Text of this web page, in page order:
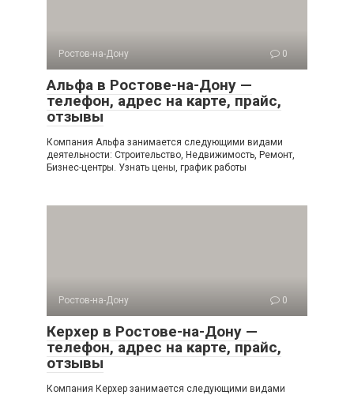
Ростов-на-Дону 0
Альфа в Ростове-на-Дону —
телефон, адрес на карте, прайс,
отзывы
Компания Альфа занимается следующими видами
деятельности: Строительство, Недвижимость, Ремонт,
Бизнес-центры. Узнать цены, график работы
Ростов-на-Дону 0
Керхер в Ростове-на-Дону —
телефон, адрес на карте, прайс,
отзывы
Компания Керхер занимается следующими видами